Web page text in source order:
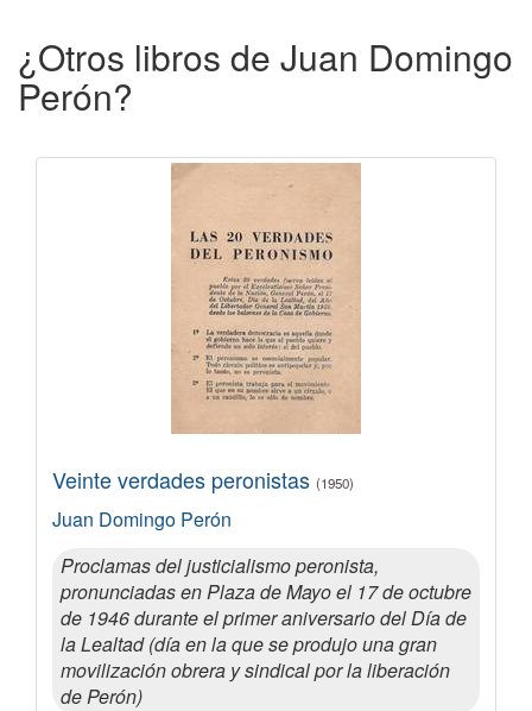
¿Otros libros de Juan Domingo
Perón?
Veinte verdades peronistas (1950)
Juan Domingo Perón
Proclamas del justicialismo peronista,
pronunciadas en Plaza de Mayo el 17 de octubre
de 1946 durante el primer aniversario del Día de
la Lealtad (día en la que se produjo una gran
movilización obrera y sindical por la liberación
de Perón)